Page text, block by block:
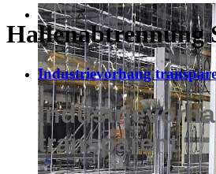
Hallenabtrennung
Industrievorhang
transparent